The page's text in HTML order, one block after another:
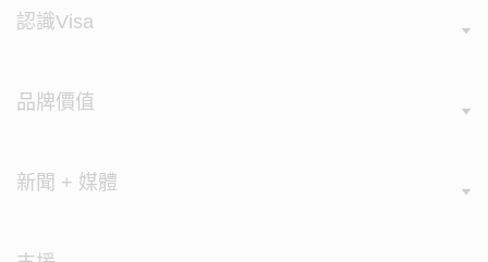
認識Visa
品牌價值
新聞 + 媒體